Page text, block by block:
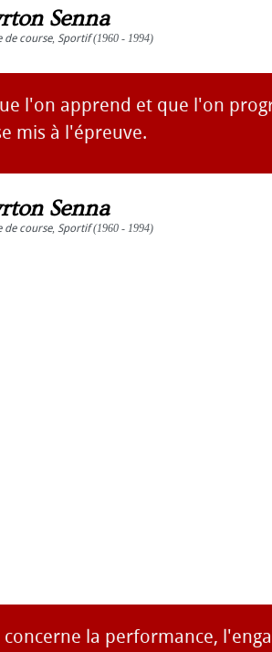
Senna
de course, Sportif(1960 - 1994)
l'on apprend et que l'on
mis à l'épreuve.
Senna
de course, Sportif(1960 - 1994)
concerne la performance,